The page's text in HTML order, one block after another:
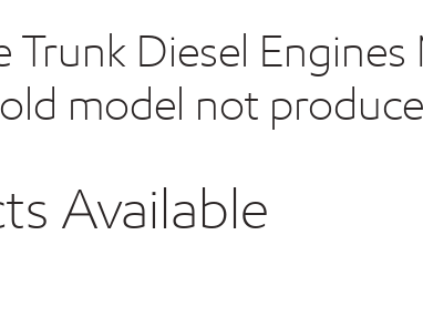
Trunk Diesel
model not produce
Available